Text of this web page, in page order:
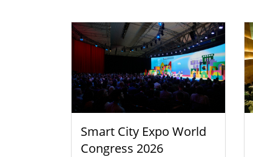
Smart City Expo World
Congress 2026